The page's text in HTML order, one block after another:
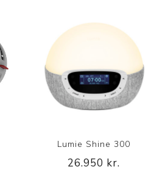
Lumie Shine 300
26.950 kr.